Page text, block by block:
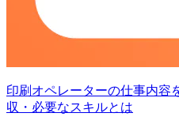
印刷オペレーターの仕事内容
収・必要なスキルとは